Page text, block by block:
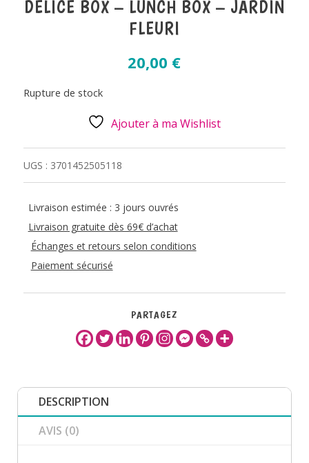
DELICE BOX – LUNCH BOX – JARDIN
FLEURI
20,00 €
Rupture de stock
Ajouter à ma Wishlist
UGS : 3701452505118
Livraison estimée : 3 jours ouvrés
Livraison gratuite dès 69€ d’achat
Échanges et retours selon conditions
Paiement sécurisé
PARTAGEZ
DESCRIPTION
AVIS (0)